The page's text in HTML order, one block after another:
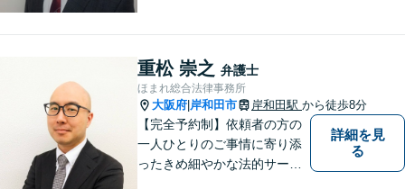
はお一人で抱えず、ぜひ弁護
士へご相談ください【完全個
室】
重松 崇之 弁護士
ほまれ総合法律事務所
大阪府 岸和田市 岸和田駅 から徒歩8分
【完全予約制】依頼者の方の
一人ひとりのご事情に寄り添
ったきめ細やかな法的サービ
詳細を見
る